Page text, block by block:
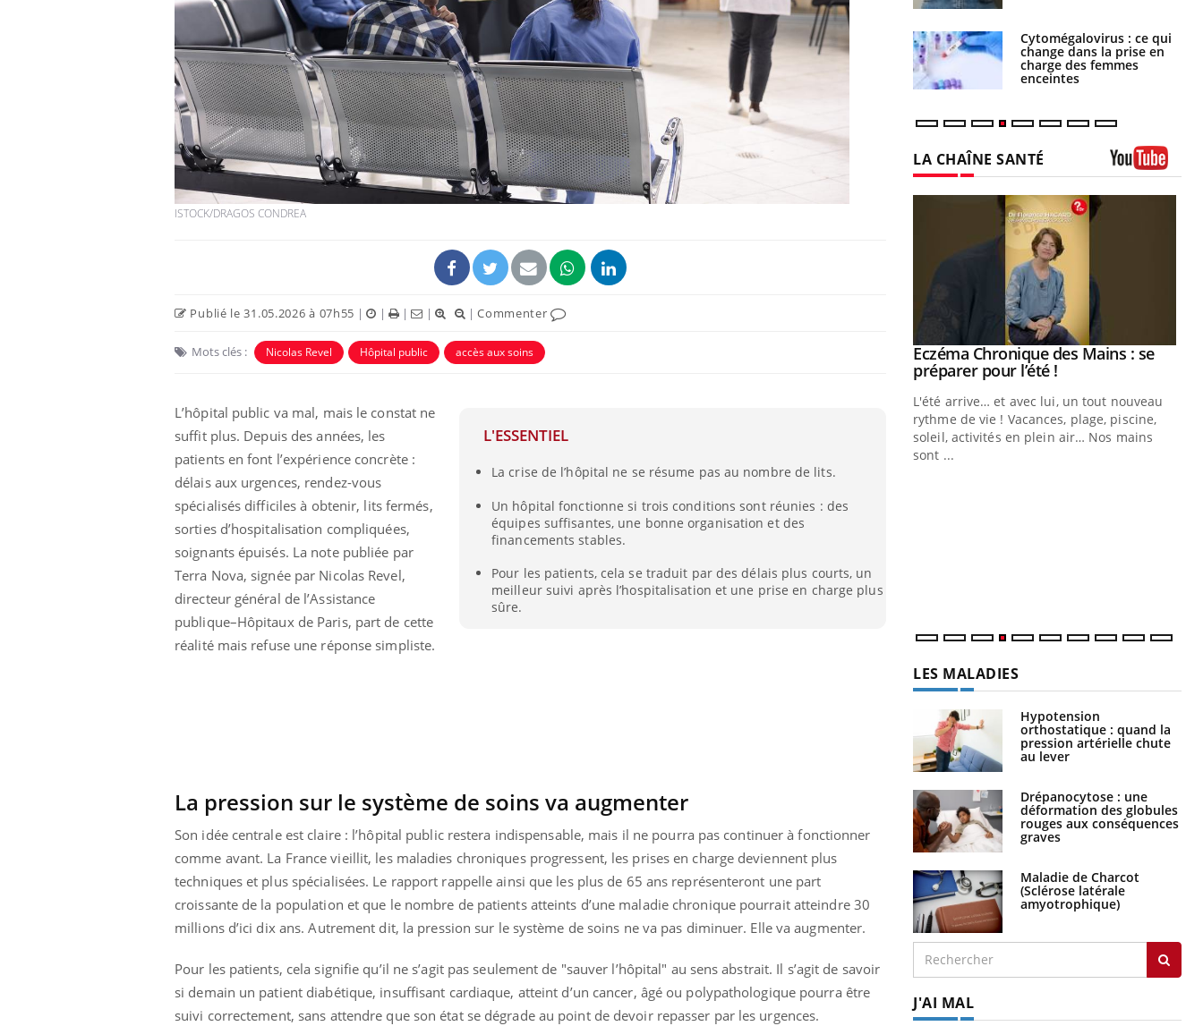
ISTOCK/DRAGOS CONDREA
Publié le 31.05.2026 à 07h55 | | | | |Commenter
Mots clés : Nicolas Revel Hôpital public accès aux soins
L'ESSENTIEL
La crise de l’hôpital ne se résume pas au nombre de lits.
Un hôpital fonctionne si trois conditions sont réunies : des
équipes suffisantes, une bonne organisation et des
financements stables.
Pour les patients, cela se traduit par des délais plus courts, un
meilleur suivi après l’hospitalisation et une prise en charge plus
sûre.
L’hôpital public va mal, mais le constat ne
suffit plus. Depuis des années, les
patients en font l’expérience concrète :
délais aux urgences, rendez-vous
spécialisés difficiles à obtenir, lits fermés,
sorties d’hospitalisation compliquées,
soignants épuisés. La note publiée par
Terra Nova, signée par Nicolas Revel,
directeur général de l’Assistance
publique–Hôpitaux de Paris, part de cette
réalité mais refuse une réponse simpliste.
La pression sur le système de soins va augmenter
Son idée centrale est claire : l’hôpital public restera indispensable, mais il ne pourra pas continuer à fonctionner
comme avant. La France vieillit, les maladies chroniques progressent, les prises en charge deviennent plus
techniques et plus spécialisées. Le rapport rappelle ainsi que les plus de 65 ans représenteront une part
croissante de la population et que le nombre de patients atteints d’une maladie chronique pourrait atteindre 30
millions d’ici dix ans. Autrement dit, la pression sur le système de soins ne va pas diminuer. Elle va augmenter.
Pour les patients, cela signifie qu’il ne s’agit pas seulement de "sauver l’hôpital" au sens abstrait. Il s’agit de savoir
si demain un patient diabétique, insuffisant cardiaque, atteint d’un cancer, âgé ou polypathologique pourra être
suivi correctement, sans attendre que son état se dégrade au point de devoir repasser par les urgences.
Comment éviter une otite
pendant les vacances ?
Grossesse à risque : ce jus
naturel attire l'attention
des chercheurs
Cancer colorectal : une
stratégie simple aurait
changé la donne au Pays
basque
Cytomégalovirus : ce qui
change dans la prise en
charge des femmes
enceintes
LA CHAÎNE SANTÉ
Eczéma Chronique des Mains :
expliquer ma maladieYoutube
d'autres non ! D'un côté, poser des
questions sur la maladie d'un proche c'est
Youtube
Carence en fer : comprendre pour
prévenir Youtube
même alopécie… Les symptômes de la
carence en fer sont multiples ce qui la rend
...
Youtube
Eczéma Chronique des Mains : se
préparer pour l’été !Youtube
L'été arrive… et avec lui, un tout nouveau
rythme de vie ! Vacances, plage, piscine,
soleil, activités en plein air… Nos mains
sont ...
LES MALADIES
Hypotension
orthostatique : quand la
pression artérielle chute
au lever
Drépanocytose : une
déformation des globules
rouges aux conséquences
graves
Maladie de Charcot
(Sclérose latérale
amyotrophique)
J'AI MAL